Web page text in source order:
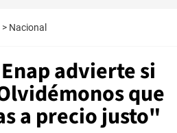
> Nacional
advierte si
que
a precio justo"